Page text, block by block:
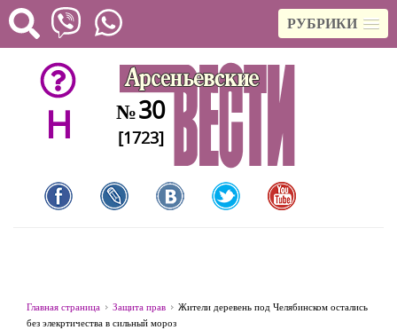
РУБРИКИ
H №30
[1723]
Главная страница Защита прав
Жители деревень под Челябинском остались
без элекртичества в сильный мороз